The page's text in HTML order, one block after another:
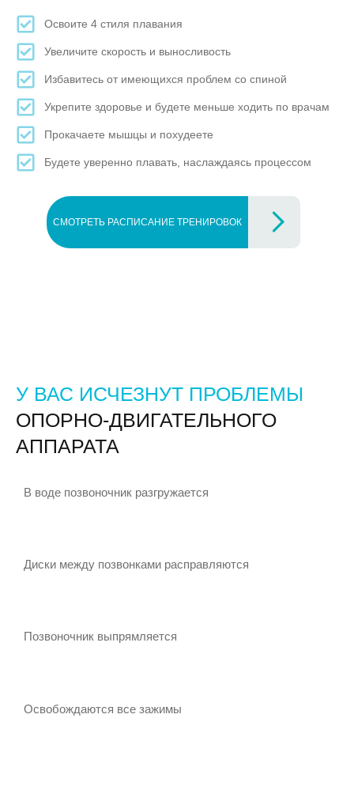
Освоите 4 стиля плавания
Увеличите скорость и выносливость
Избавитесь от имеющихся проблем со спиной
Укрепите здоровье и будете меньше ходить по врачам
Прокачаете мышцы и похудеете
Будете уверенно плавать, наслаждаясь процессом
СМОТРЕТЬ РАСПИСАНИЕ ТРЕНИРОВОК
У ВАС ИСЧЕЗНУТ ПРОБЛЕМЫ
ОПОРНО-ДВИГАТЕЛЬНОГО
АППАРАТА
В воде позвоночник разгружается
Диски между позвонками расправляются
Позвоночник выпрямляется
Освобождаются все зажимы